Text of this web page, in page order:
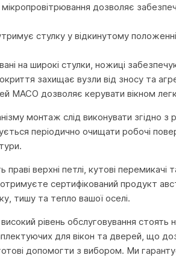
дозволяє
стулку у відкинутому
на широкі стулки, ножиці
захищає вузли від зносу та
MACO дозволяє керувати вікном
монтаж слід виконувати згідно
періодично очищати робочі
верхні петлі, кутові перемикачі
сертифікований продукт
тишу та тепло вашої оселі.
рівень обслуговування
для вікон та дверей, що
допомогти з вибором. Ми